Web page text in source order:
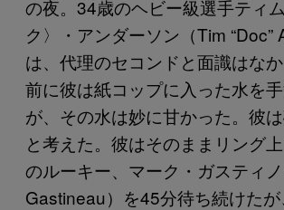
の夜。34歳のヘビー級選手ティ
ク〉・アンダーソン（Tim “Doc”
は、代理のセコンドと面識はな
前に彼は紙コップに入った水を
が、その水は妙に甘かった。彼
と考えた。彼はそのままリング
のルーキー、マーク・ガスティ
Gastineau）を45分待ち続けた